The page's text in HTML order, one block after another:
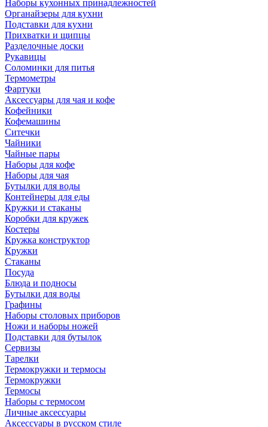
Наборы кухонных принадлежностей
Органайзеры для кухни
Подставки для кухни
Прихватки и щипцы
Разделочные доски
Рукавицы
Соломинки для питья
Термометры
Фартуки
Аксессуары для чая и кофе
Кофейники
Кофемашины
Ситечки
Чайники
Чайные пары
Наборы для кофе
Наборы для чая
Бутылки для воды
Контейнеры для еды
Кружки и стаканы
Коробки для кружек
Костеры
Кружка конструктор
Кружки
Стаканы
Посуда
Блюда и подносы
Бутылки для воды
Графины
Наборы столовых приборов
Ножи и наборы ножей
Подставки для бутылок
Сервизы
Тарелки
Термокружки и термосы
Термокружки
Термосы
Наборы с термосом
Личные аксессуары
Аксессуары в русском стиле